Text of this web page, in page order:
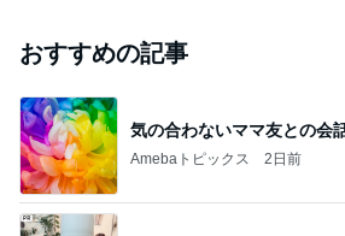
おすすめの記事
気の合わないママ友との会
Amebaトピックス 2日前